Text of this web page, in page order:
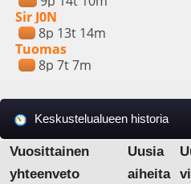
Sir J0N
8p 13t 14m
Tuomas
8p 7t 7m
Keskustelualueen historia
Vuosittainen
yhteenveto
Uusia
aiheita